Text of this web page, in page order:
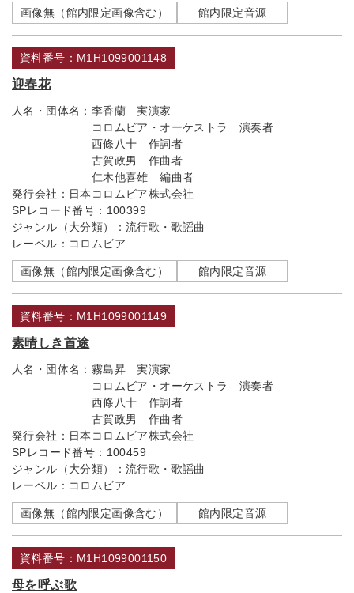
画像無（館内限定画像含む） 館内限定音源
資料番号：M1H1099001148
迎春花
人名・団体名： 李香蘭 実演家
コロムビア・オーケストラ 演奏者
西條八十 作詞者
古賀政男 作曲者
仁木他喜雄 編曲者
発行会社： 日本コロムビア株式会社
SPレコード番号： 100399
ジャンル（大分類）： 流行歌・歌謡曲
レーベル： コロムビア
画像無（館内限定画像含む） 館内限定音源
資料番号：M1H1099001149
素晴しき首途
人名・団体名： 霧島昇 実演家
コロムビア・オーケストラ 演奏者
西條八十 作詞者
古賀政男 作曲者
発行会社： 日本コロムビア株式会社
SPレコード番号： 100459
ジャンル（大分類）： 流行歌・歌謡曲
レーベル： コロムビア
画像無（館内限定画像含む） 館内限定音源
資料番号：M1H1099001150
母を呼ぶ歌